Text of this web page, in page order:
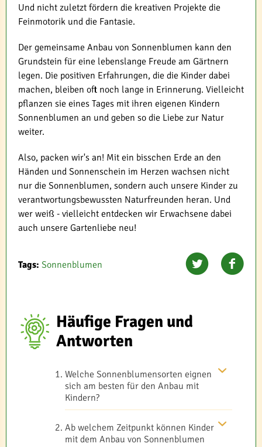
Und nicht zuletzt fördern die kreativen Projekte die
Feinmotorik und die Fantasie.
Der gemeinsame Anbau von Sonnenblumen kann den
Grundstein für eine lebenslange Freude am Gärtnern
legen. Die positiven Erfahrungen, die die Kinder dabei
machen, bleiben oft noch lange in Erinnerung. Vielleicht
pflanzen sie eines Tages mit ihren eigenen Kindern
Sonnenblumen an und geben so die Liebe zur Natur
weiter.
Also, packen wir's an! Mit ein bisschen Erde an den
Händen und Sonnenschein im Herzen wachsen nicht
nur die Sonnenblumen, sondern auch unsere Kinder zu
verantwortungsbewussten Naturfreunden heran. Und
wer weiß - vielleicht entdecken wir Erwachsene dabei
auch unsere Gartenliebe neu!
Tags: Sonnenblumen
Häufige Fragen und
Antworten
Welche Sonnenblumensorten eignen
sich am besten für den Anbau mit
Kindern?
Ab welchem Zeitpunkt können Kinder
mit dem Anbau von Sonnenblumen